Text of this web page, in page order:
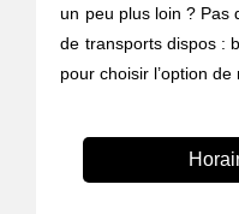
un peu plus loin ? Pas
de transports dispos :
pour choisir l’option